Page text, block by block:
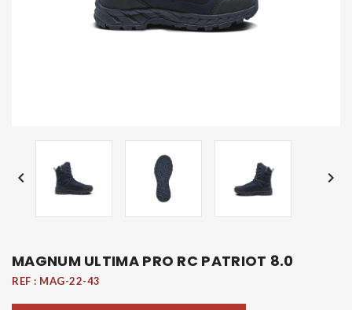
 
MAGNUM ULTIMA PRO RC PATRIOT 8.0
REF : MAG-22-43